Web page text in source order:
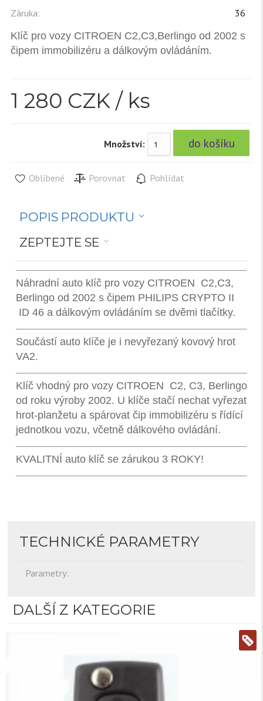
Záruka:
36
Klíč pro vozy CITROEN C2,C3,Berlingo od 2002 s
čipem immobilizéru a dálkovým ovládáním.
1 280 CZK / ks
Množství:
Oblíbené Porovnat Pohlídat
POPIS PRODUKTU
ZEPTEJTE SE
Náhradní auto klíč pro vozy CITROEN C2,C3,
Berlingo od 2002 s čipem PHILIPS CRYPTO II
ID 46 a dálkovým ovládáním se dvěmi tlačítky.
Součástí auto klíče je i nevyřezaný kovový hrot
VA2.
Klíč vhodný pro vozy CITROEN C2, C3, Berlingo
od roku výroby 2002. U klíče stačí nechat vyřezat
hrot-planžetu a spárovat čip immobilizéru s řídící
jednotkou vozu, včetně dálkového ovládání.
KVALITNÍ auto klíč se zárukou 3 ROKY!
TECHNICKÉ PARAMETRY
Parametry:
DALŠÍ Z KATEGORIE